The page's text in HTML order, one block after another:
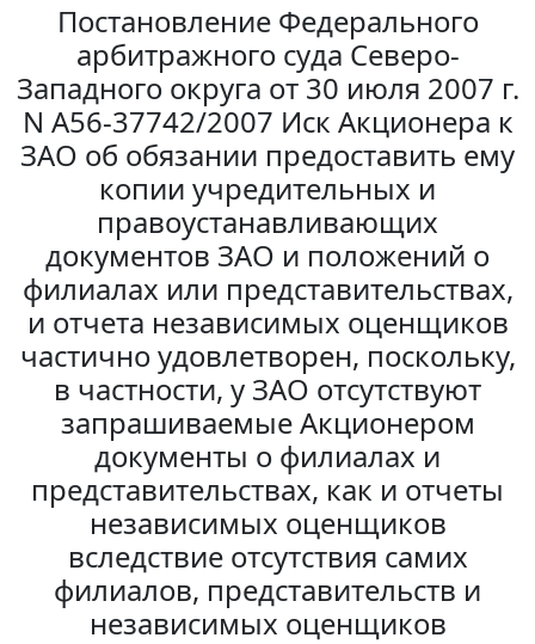
Постановление Федерального
арбитражного суда Северо-
Западного округа от 30 июля 2007 г.
N А56-37742/2007 Иск Акционера к
ЗАО об обязании предоставить ему
копии учредительных и
правоустанавливающих
документов ЗАО и положений о
филиалах или представительствах,
и отчета независимых оценщиков
частично удовлетворен, поскольку,
в частности, у ЗАО отсутствуют
запрашиваемые Акционером
документы о филиалах и
представительствах, как и отчеты
независимых оценщиков
вследствие отсутствия самих
филиалов, представительств и
независимых оценщиков